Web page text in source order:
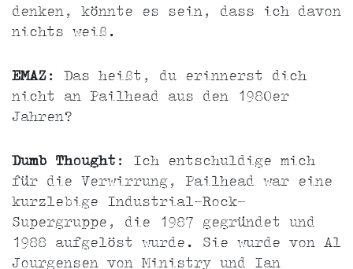
denken, könnte es sein, dass ich davon
nichts weiß.
EMAZ : Das heißt, du erinnerst dich
nicht an Pailhead aus den 1980er
Jahren?
Dumb Thought : Ich entschuldige mich
für die Verwirrung, Pailhead war eine
kurzlebige Industrial-Rock-
Supergruppe, die 1987 gegründet und
1988 aufgelöst wurde. Sie wurde von Al
Jourgensen von Ministry und Ian